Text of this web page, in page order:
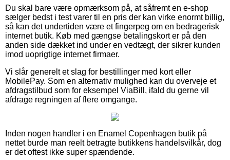
Du skal bare være opmærksom på, at såfremt en e-shop
sælger bedst i test varer til en pris der kan virke enormt billig,
så kan det undertiden være et fingerpeg om en bedragerisk
internet butik. Køb med gængse betalingskort er på den
anden side dækket ind under en vedtægt, der sikrer kunden
imod uoprigtige internet firmaer.
Vi slår generelt et slag for bestillinger med kort eller
MobilePay. Som en alternativ mulighed kan du overveje et
afdragstilbud som for eksempel ViaBill, ifald du gerne vil
afdrage regningen af flere omgange.
Inden nogen handler i en Enamel Copenhagen butik på
nettet burde man reelt betragte butikkens handelsvilkår, dog
er det oftest ikke super spændende.